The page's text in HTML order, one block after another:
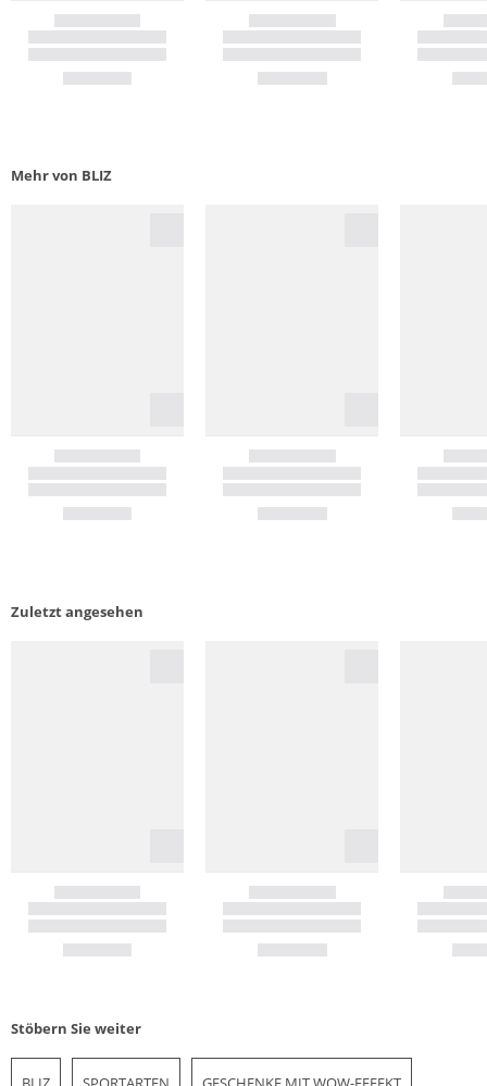
Mehr von BLIZ
Zuletzt angesehen
Stöbern Sie weiter